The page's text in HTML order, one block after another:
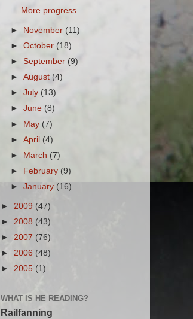
More progress
► November (11)
►October (18)
►September (9)
►August(4)
►July (13)
►June (8)
► May(7)
►April (4)
►
March (7)
►
February (9)
►January (16)
► 2009 (47)
► 2008 (43)
► 2007 (76)
► 2006 (48)
► 2005 (1)
WHAT IS HE READING?
Railfanning